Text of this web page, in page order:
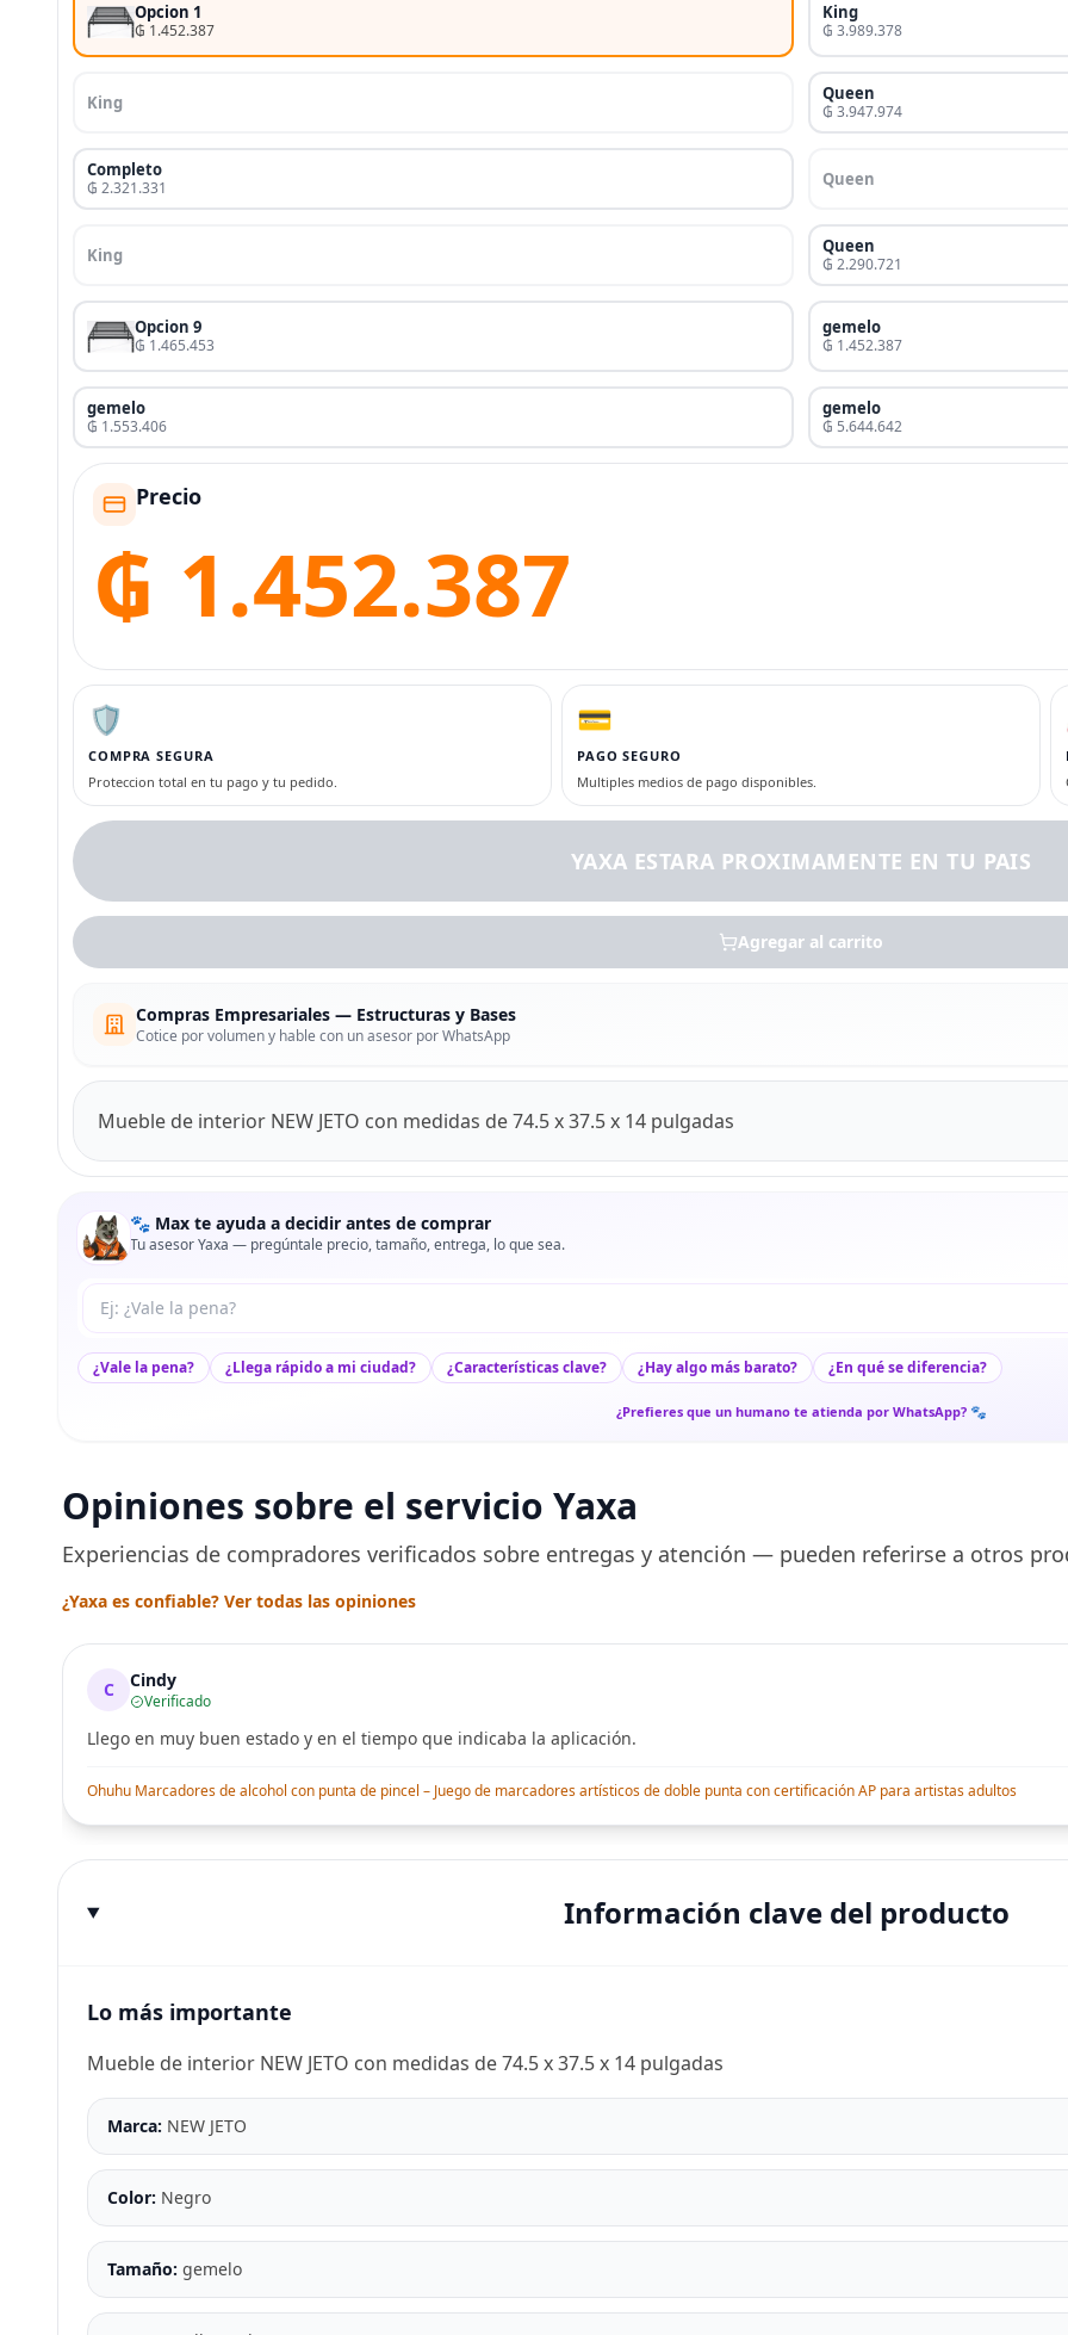
Opcion 1
₲ 1.452.387
King
₲ 3.989.378
King Queen
₲ 3.947.974
Completo
₲ 2.321.331 Queen
King Queen
₲ 2.290.721
Opcion 9
₲ 1.465.453
gemelo
₲ 1.452.387
gemelo
₲ 1.553.406
gemelo
₲ 5.644.642
Precio
₲ 1.452.387
🛡️
COMPRA SEGURA
Proteccion total en tu pago y tu pedido.
💳
PAGO SEGURO
Multiples medios de pago disponibles.
YAXA ESTARA PROXIMAMENTE EN TU PAIS
Agregar al carrito
Compras Empresariales — Estructuras y Bases
Cotice por volumen y hable con un asesor por WhatsApp
Mueble de interior NEW JETO con medidas de 74.5 x 37.5 x 14 pulgadas
🐾 Max te ayuda a decidir antes de comprar
Tu asesor Yaxa — pregúntale precio, tamaño, entrega, lo que sea.
Tu pregunta a Max
¿Vale la pena? ¿Llega rápido a mi ciudad? ¿Características clave? ¿Hay algo más barato? ¿En qué se diferencia?
¿Prefieres que un humano te atienda por WhatsApp? 🐾
Opiniones sobre el servicio Yaxa
Experiencias de compradores verificados sobre entregas y atención — pueden referirse a otros
¿Yaxa es confiable? Ver todas las opiniones
C Cindy
Verificado
Llego en muy buen estado y en el tiempo que indicaba la aplicación.
Ohuhu Marcadores de alcohol con punta de pincel – Juego de marcadores artísticos de doble punta con certificación AP para artistas adultos
Información clave del producto
Lo más importante
Mueble de interior NEW JETO con medidas de 74.5 x 37.5 x 14 pulgadas
Marca: NEW JETO
Color: Negro
Tamaño: gemelo